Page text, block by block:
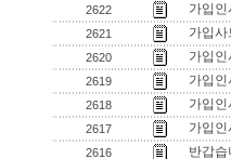
2622
가입인
2621
가입
2620
가입인
2619
가입인
2618
가입인
2617
가입인
2616
반갑습